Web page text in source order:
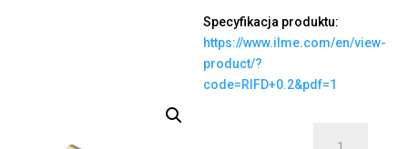
Specyfikacja produktu:
https://www.ilme.com/en/view-
product/?
code=RIFD+0.2&pdf=1